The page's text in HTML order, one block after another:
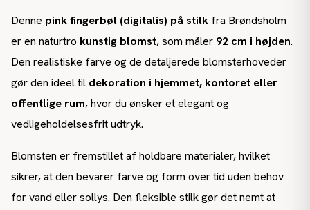
Denne pink fingerbøl (digitalis) på stilk fra Brøndsholm
er en naturtro kunstig blomst, som måler 92 cm i højden.
Den realistiske farve og de detaljerede blomsterhoveder
gør den ideel til dekoration i hjemmet, kontoret eller
offentlige rum, hvor du ønsker et elegant og
vedligeholdelsesfrit udtryk.
Blomsten er fremstillet af holdbare materialer, hvilket
sikrer, at den bevarer farve og form over tid uden behov
for vand eller sollys. Den fleksible stilk gør det nemt at